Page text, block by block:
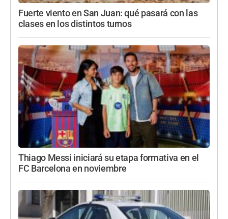
Fuerte viento en San Juan: qué pasará con las
clases en los distintos turnos
Thiago Messi iniciará su etapa formativa en el
FC Barcelona en noviembre